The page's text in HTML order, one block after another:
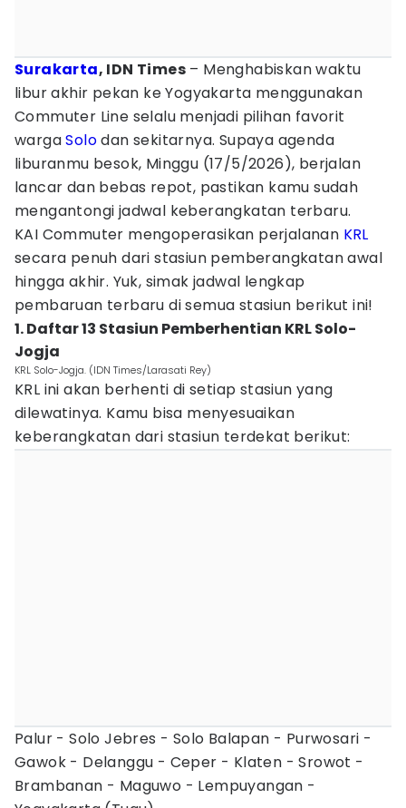
Surakarta, IDN Times – Menghabiskan waktu
libur akhir pekan ke Yogyakarta menggunakan
Commuter Line selalu menjadi pilihan favorit
wargaSolodan sekitarnya. Supaya agenda
liburanmu besok, Minggu (17/5/2026), berjalan
lancar dan bebas repot, pastikan kamu sudah
mengantongi jadwal keberangkatan terbaru.
KAI Commuter mengoperasikan perjalanan KRL
secara penuh dari stasiun pemberangkatan awal
hingga akhir. Yuk, simak jadwal lengkap
pembaruan terbaru di semua stasiun berikut ini!
1. Daftar 13 Stasiun Pemberhentian KRL Solo-
Jogja
KRL Solo-Jogja. (IDN Times/Larasati Rey)
KRL ini akan berhenti di setiap stasiun yang
dilewatinya. Kamu bisa menyesuaikan
keberangkatan dari stasiun terdekat berikut:
Palur - Solo Jebres - Solo Balapan - Purwosari -
Gawok - Delanggu - Ceper - Klaten - Srowot -
Brambanan - Maguwo - Lempuyangan -